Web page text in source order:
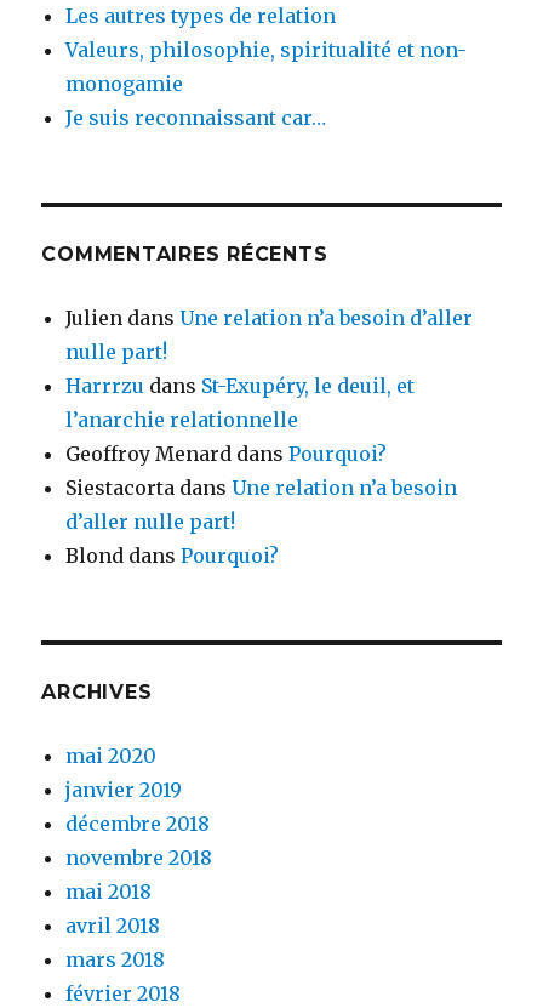
Les autres types de relation
Valeurs, philosophie, spiritualité et non-
monogamie
Je suis reconnaissant car…
COMMENTAIRES RÉCENTS
Julien dansUne relation n’a besoin d’aller
nulle part!
Harrrzu dans St-Exupéry, le deuil, et
l’anarchie relationnelle
Geoffroy Menard dansPourquoi?
Siestacorta dansUne relation n’a besoin
d’aller nulle part!
Blond dansPourquoi?
ARCHIVES
mai 2020
janvier 2019
décembre 2018
novembre 2018
mai 2018
avril 2018
mars 2018
février 2018